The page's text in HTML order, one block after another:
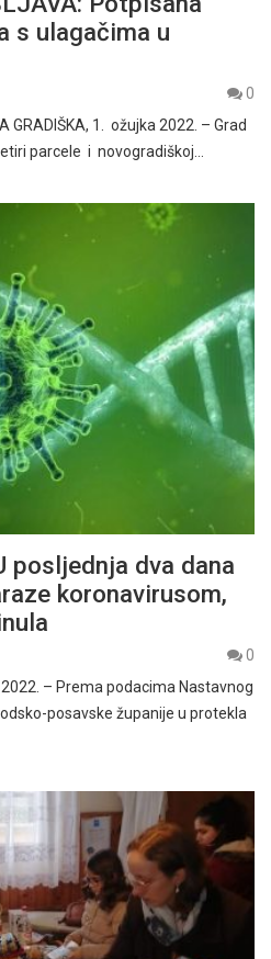
s ulagačima u
0
1. ožujka 2022. – Grad
parcele i novogradiškoj…
posljednja dva dana
koronavirusom,
0
2022. – Prema podacima Nastavnog
posavske županije u protekla